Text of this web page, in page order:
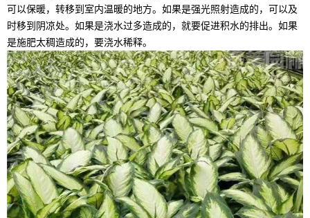
可以保暖，转移到室内温暖的地方。如果是强光照射造成的，可以及
时移到阴凉处。如果是浇水过多造成的，就要促进积水的排出。如果
是施肥太稠造成的，要浇水稀释。